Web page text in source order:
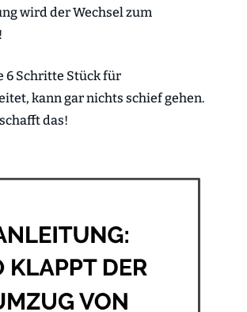
wird der Wechsel zum
6 Schritte Stück für
kann gar nichts schief gehen.
das!